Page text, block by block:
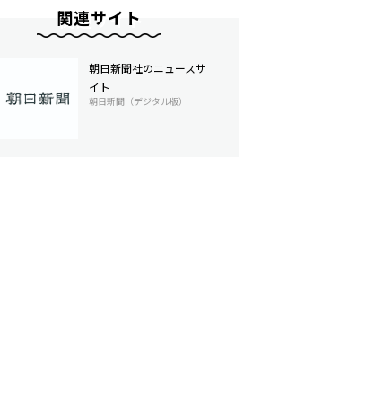
関連サイト
朝日新聞社のニュースサ
イト
朝日新聞（デジタル版）